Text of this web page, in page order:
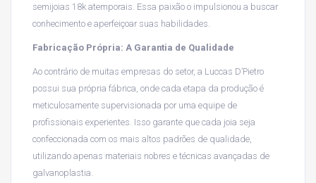
semijoias 18k atemporais. Essa paixão o impulsionou a buscar
conhecimento e aperfeiçoar suas habilidades.
Fabricação Própria: A Garantia de Qualidade
Ao contrário de muitas empresas do setor, a Luccas D’Pietro
possui sua própria fábrica, onde cada etapa da produção é
meticulosamente supervisionada por uma equipe de
profissionais experientes. Isso garante que cada joia seja
confeccionada com os mais altos padrões de qualidade,
utilizando apenas materiais nobres e técnicas avançadas de
galvanoplastia.